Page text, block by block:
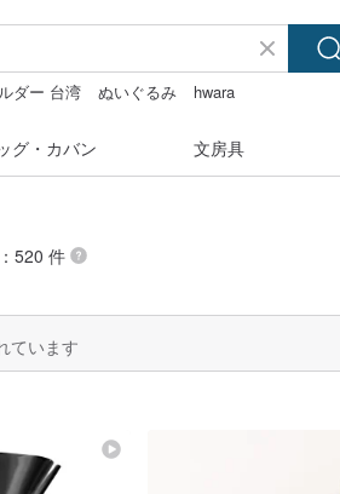
ダー 台湾 ぬいぐるみ
hwara
グ・カバン 文房具
520 件
ています